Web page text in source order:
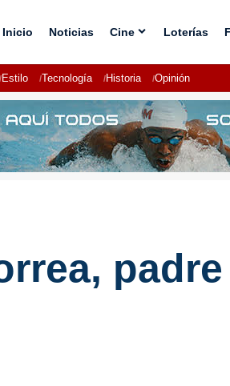
Inicio Noticias Cine Loterías
Estilo Tecnología Historia Opinión